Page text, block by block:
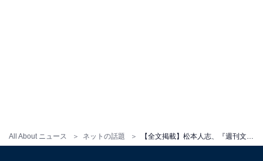
All About ニュース ネットの話題 【全文掲載】松本人志、『週刊文春』の文藝春秋を提訴「請求額…5億5000万ってどういう計算なんだろう」